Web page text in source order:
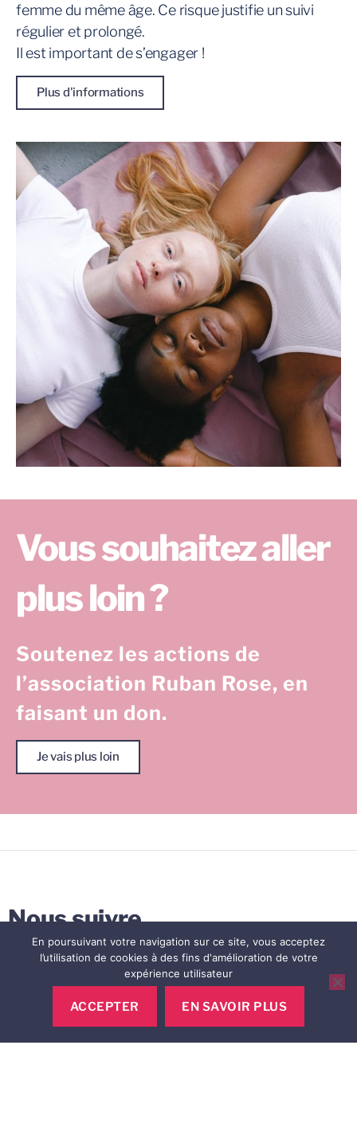
femme du même âge. Ce risque justifie un suivi
régulier et prolongé.
Il est important de s’engager !
Plus d'informations
Vous souhaitez aller
plus loin ?
Soutenez les actions de
l’association Ruban Rose, en
faisant un don.
Je vais plus loin
Nous suivre
A propos de Gifts for Change
En poursuivant votre navigation sur ce site, vous acceptez
l’utilisation de cookies à des fins d'amélioration de votre
expérience utilisateur
ACCEPTER EN SAVOIR PLUS